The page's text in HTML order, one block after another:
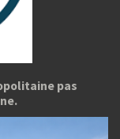
pas